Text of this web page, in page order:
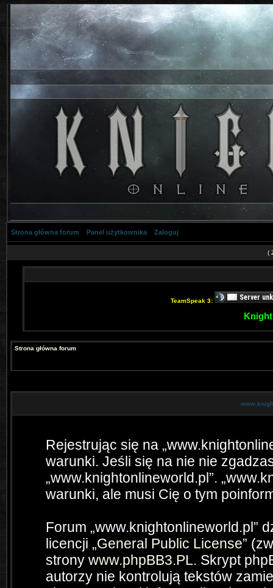
Strona główna forum Panel użytkownika Zaloguj
(
TeamSpeak 3:
Strona główna forum
Rejestrując się na
warunki. Jeśli się na nie nie
„www.knightonlineworld.pl”.
warunki, ale musi Cię o tym
Forum „www.knightonlineworld.pl”
licencji „General Public License”
strony www.phpBB3.PL. Skrypt
autorzy nie kontrolują tekstów